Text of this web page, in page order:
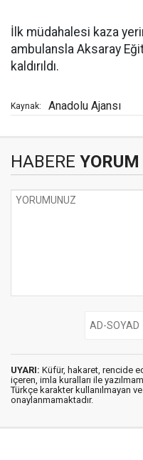
İlk müdahalesi kaza
ambulansla Aksaray
kaldırıldı.
Kaynak: Anadolu Ajansı
HABERE
UYARI: Küfür, hakaret, rencide
içeren, imla kuralları ile
Türkçe karakter kullanılmayan
onaylanmamaktadır.